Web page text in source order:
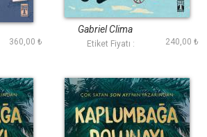
360,00 ₺
Güneşten Sonra
Gabriel Clima
Etiket Fiyatı : 240,00 ₺